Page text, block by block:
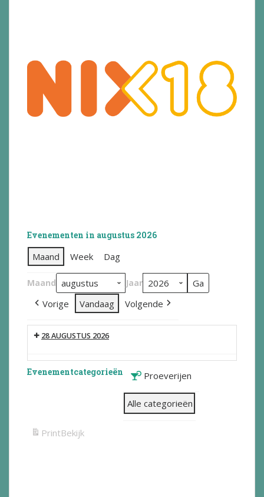
Evenementen in augustus 2026
Maand Week Dag
Maand Jaar
Vorige Vandaag Volgende
28 AUGUSTUS 2026
Evenementcategorieën Proeverijen
Alle categorieën
PrintBekijk